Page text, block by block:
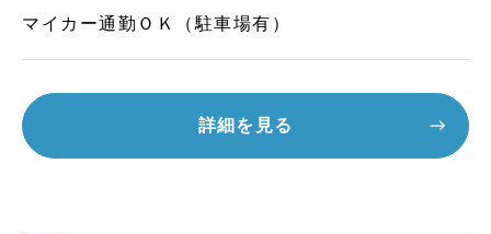
マイカー通勤ＯＫ（駐車場有）
詳細を見る